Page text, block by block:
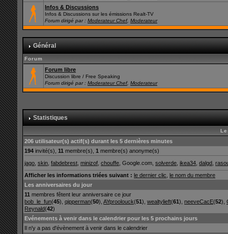
Infos & Discussions
Infos & Discussions sur les émissions Realt-TV
Forum dirigé par :Moderateur Chef,Moderateur
Général
Forum
Forum libre
Discussion libre / Free Speaking
Forum dirigé par :Moderateur Chef,Moderateur
Statistiques
206 utilisateur(s) actif(s) durant les 5 dernières minutes
194 invité(s),11 membre(s),1 membre(s) anonyme(s)
jago ,skin ,fabdebrest ,minizof ,chouffe , Google.com,solverde ,ikea34 ,dalgd ,
Afficher les informations triées suivant : le dernier clic ,le nom du membre
Les anniversaires du jour
11 membres fêtent leur anniversaire ce jour
bob_le_fun(45),qipperman(50),AYproolouck(51),wealtylieft(61),neeveCacE(52),
Reynald(42)
Evénements à venir dans le calendrier pour les 5 prochains jours
Il n'y a pas d'évènement à venir dans le calendrier